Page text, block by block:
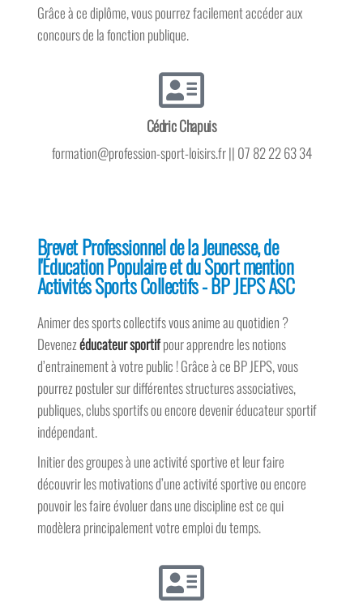
Grâce à ce diplôme, vous pourrez facilement accéder aux
concours de la fonction publique.
Cédric Chapuis
formation@profession-sport-loisirs.fr || 07 82 22 63 34
Brevet Professionnel de la Jeunesse, de
l'Éducation Populaire et du Sport mention
Activités Sports Collectifs - BP JEPS ASC
Animer des sports collectifs vous anime au quotidien ?
Devenezéducateur sportifpour apprendre les notions
d’entrainement à votre public ! Grâce à ce BP JEPS, vous
pourrez postuler sur différentes structures associatives,
publiques, clubs sportifs ou encore devenir éducateur sportif
indépendant.
Initier des groupes à une activité sportive et leur faire
découvrir les motivations d’une activité sportive ou encore
pouvoir les faire évoluer dans une discipline est ce qui
modèlera principalement votre emploi du temps.